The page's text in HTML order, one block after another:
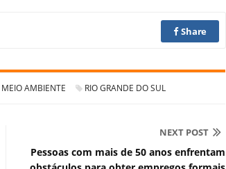
Share
MEIO AMBIENTE RIO GRANDE DO SUL
NEXT POST
Pessoas com mais de 50 anos enfrentam